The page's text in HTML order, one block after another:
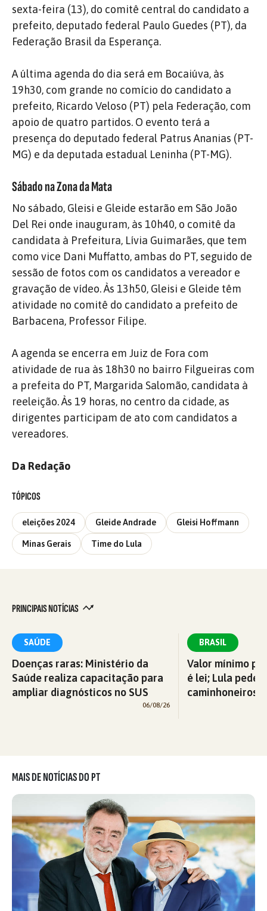
sexta-feira (13), do comitê central do candidato a
prefeito, deputado federal Paulo Guedes (PT), da
Federação Brasil da Esperança.
A última agenda do dia será em Bocaiúva, às
19h30, com grande no comício do candidato a
prefeito, Ricardo Veloso (PT) pela Federação, com
apoio de quatro partidos. O evento terá a
presença do deputado federal Patrus Ananias (PT-
MG) e da deputada estadual Leninha (PT-MG).
Sábado na Zona da Mata
No sábado, Gleisi e Gleide estarão em São João
Del Rei onde inauguram, às 10h40, o comitê da
candidata à Prefeitura, Lívia Guimarães, que tem
como vice Dani Muffatto, ambas do PT, seguido de
sessão de fotos com os candidatos a vereador e
gravação de vídeo. Às 13h50, Gleisi e Gleide têm
atividade no comitê do candidato a prefeito de
Barbacena, Professor Filipe.
A agenda se encerra em Juiz de Fora com
atividade de rua às 18h30 no bairro Filgueiras com
a prefeita do PT, Margarida Salomão, candidata à
reeleição. Às 19 horas, no centro da cidade, as
dirigentes participam de ato com candidatos a
vereadores.
Da Redação
TÓPICOS
eleições 2024 Gleide Andrade Gleisi Hoffmann
Minas Gerais Time do Lula
PRINCIPAIS NOTÍCIAS
SAÚDE
Doenças raras: Ministério da
Saúde realiza capacitação para
ampliar diagnósticos no SUS
06/08/26
BRASIL
Valor mínimo
é lei; Lula pede
caminhoneiros
MAIS DE NOTÍCIAS DO PT